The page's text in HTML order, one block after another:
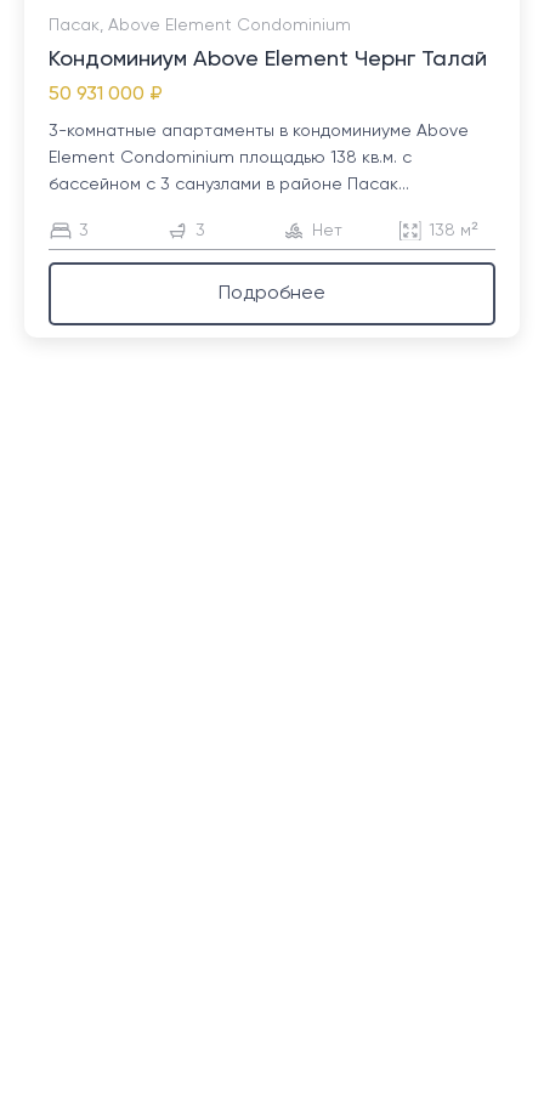
Пасак, Above Element Condominium
Кондоминиум Above Element Чернг Талай
50 931 000 ₽
3-комнатные апартаменты в кондоминиуме Above
Element Condominium площадью 138 кв.м. с
бассейном с 3 санузлами в районе Пасак...
3 3 Нет 138 м²
Подробнее